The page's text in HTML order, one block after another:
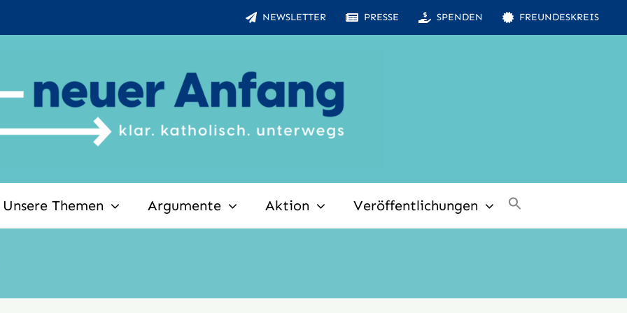
NEWSLETTER PRESSE SPENDEN FREUNDESKREIS
Unsere Themen Argumente Aktion Veröffentlichungen